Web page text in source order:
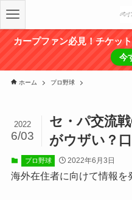
カープファン必見！チケッ
今
ホーム プロ野球
セ・パ交流
がウザい？
2022
6/03
プロ野球 2022年6月3日
海外在住者に向けて情報を